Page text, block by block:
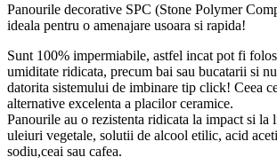
Panourile decorative SPC (Stone Polymer
ideala pentru o amenajare usoara si rapida!
Sunt 100% impermiabile, astfel incat pot fi
umiditate ridicata, precum bai sau bucatarii si
datorita sistemului de imbinare tip click! Ceea
alternative excelenta a placilor ceramice.
Panourile au o rezistenta ridicata la impact si la
uleiuri vegetale, solutii de alcool etilic, acid
sodiu,ceai sau cafea.